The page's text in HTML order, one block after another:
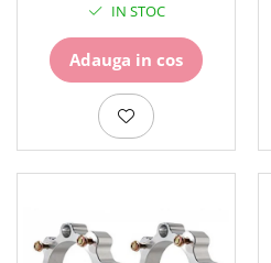
75W140.FILTRU ULEI
ORIGINAL CAN AM
IN STOC
Adauga in cos